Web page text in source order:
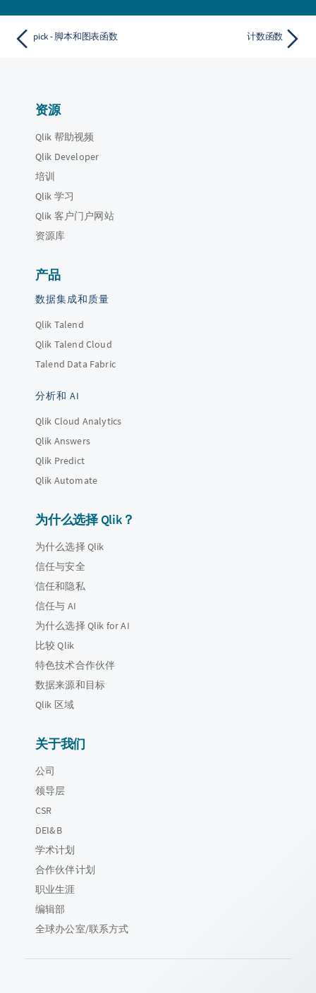
pick - 脚本和图表函数 计数函数
资源
Qlik 帮助视频
Qlik Developer
培训
Qlik 学习
Qlik 客户门户网站
资源库
产品
数据集成和质量
Qlik Talend
Qlik Talend Cloud
Talend Data Fabric
分析和 AI
Qlik Cloud Analytics
Qlik Answers
Qlik Predict
Qlik Automate
为什么选择 Qlik？
为什么选择 Qlik
信任与安全
信任和隐私
信任与 AI
为什么选择 Qlik for AI
比较 Qlik
特色技术合作伙伴
数据来源和目标
Qlik 区域
关于我们
公司
领导层
CSR
DEI&B
学术计划
合作伙伴计划
职业生涯
编辑部
全球办公室/联系方式